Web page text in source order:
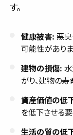
す。
健康被害: 悪
可能性がありま
建物の損傷:
がり、建物の
資産価値の低
を低下させる要
生活の質の低